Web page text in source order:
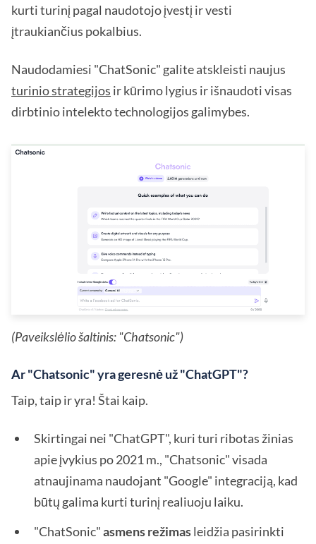
kurti turinį pagal naudotojo įvestį ir vesti
įtraukiančius pokalbius.
Naudodamiesi "ChatSonic" galite atskleisti naujus
turinio strategijos ir kūrimo lygius ir išnaudoti visas
dirbtinio intelekto technologijos galimybes.
(Paveikslėlio šaltinis: "Chatsonic")
Ar "Chatsonic" yra geresnė už "ChatGPT"?
Taip, taip ir yra! Štai kaip.
Skirtingai nei "ChatGPT", kuri turi ribotas žinias
apie įvykius po 2021 m., "Chatsonic" visada
atnaujinama naudojant "Google" integraciją, kad
būtų galima kurti turinį realiuoju laiku.
"ChatSonic"asmens režimasleidžia pasirinkti